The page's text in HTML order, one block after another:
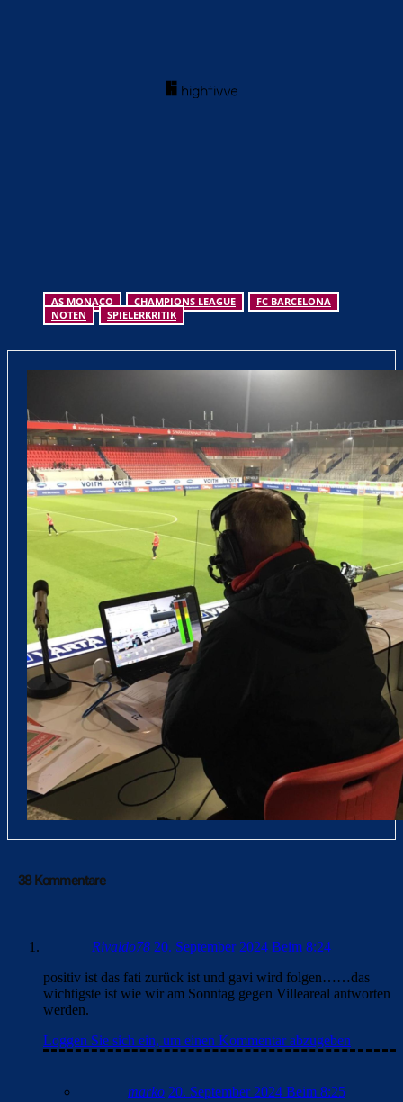
AS MONACO CHAMPIONS LEAGUE
FC BARCELONA
NOTEN
SPIELERKRITIK
38 Kommentare
Rivaldo78 20. September 2024 Beim 8:24
positiv ist das fati zurück ist und gavi wird folgen……das
wichtigste ist wie wir am Sonntag gegen Villeareal antworten
werden.
Loggen Sie sich ein, um einen Kommentar abzugeben
marko 20. September 2024 Beim 8:25